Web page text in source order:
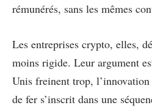
rémunérés, sans les mêmes
Les entreprises crypto, elles,
moins rigide. Leur argument
Unis freinent trop,
de fer s’inscrit dans une